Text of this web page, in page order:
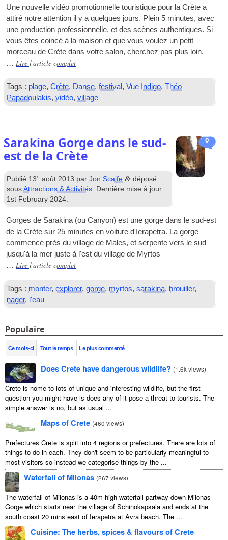
Une nouvelle vidéo promotionnelle touristique pour la Crète a
attiré notre attention il y a quelques jours. Plein 5 minutes, avec
une production professionnelle, et des scènes authentiques. Si
vous êtes coincé à la maison et que vous voulez un petit
morceau de Crète dans votre salon, cherchez pas plus loin.
… Lire l'article complet
Tags : plage,Crète, Danse,festival ,Vue Indigo,Théo
Papadoulakis,vidéo,village
0
Sarakina Gorge dans le sud-
est de la Crète
Publié 13e août 2013 parJon Scaife & déposé
sousAttractions & Activités. Dernière mise à jour
1st February 2024.
Gorges de Sarakina (ou Canyon) est une gorge dans le sud-est
de la Crète sur 25 minutes en voiture d'Ierapetra. La gorge
commence près du village de Males, et serpente vers le sud
jusqu'à la mer juste à l'est du village de Myrtos
… Lire l'article complet
Tags : monter,explorer,gorge, myrtos,sarakina, brouiller,
nager, l'eau
Populaire
Ce mois-ci Tout le temps Le plus commenté
Does Crete have dangerous wildlife? (1.6k views)
Crete is home to lots of unique and interesting wildlife, but the first
question you might have is does any of it pose a threat to tourists. The
simple answer is no, but as usual ...
Maps of Crete (460 views)
Prefectures Crete is split into 4 regions or prefectures. There are lots of
things to do in each. They don't seem to be particularly meaningful to
most visitors so instead we categorise things by the ...
Waterfall of Milonas (267 views)
The waterfall of Milonas is a 40m high waterfall partway down Milonas
Gorge which starts near the village of Schinokapsala and ends at the
south coast 20 mins east of Ierapetra at Avra beach. The ...
Cuisine: The herbs, spices & flavours of Crete